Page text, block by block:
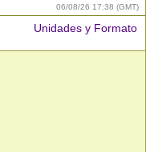
06/08/26 17:38 (GMT)
Unidades y Formato